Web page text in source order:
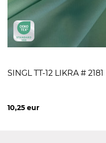
SINGL TT-12 LIKRA #
10,25 eur